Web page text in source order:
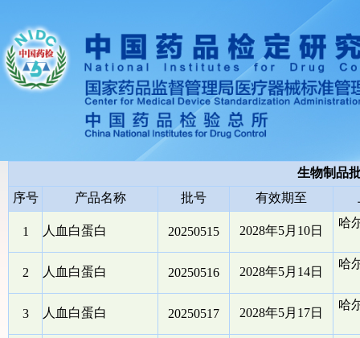
生物制品
序号
产品名称 批号 有效期至
1 人血白蛋白 20250515 2028年5月10日
哈
2 人血白蛋白 20250516 2028年5月14日
哈
3 人血白蛋白 20250517 2028年5月17日
哈